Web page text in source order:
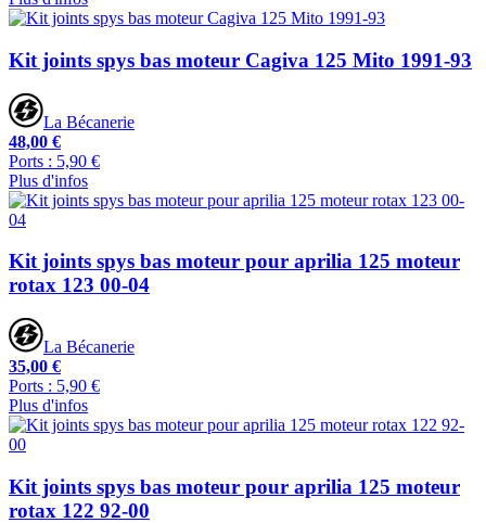
Kit joints spys bas moteur Cagiva 125 Mito 1991-93
La Bécanerie
48,00 €
Ports : 5,90 €
Plus d'infos
Kit joints spys bas moteur pour aprilia 125 moteur
rotax 123 00-04
La Bécanerie
35,00 €
Ports : 5,90 €
Plus d'infos
Kit joints spys bas moteur pour aprilia 125 moteur
rotax 122 92-00